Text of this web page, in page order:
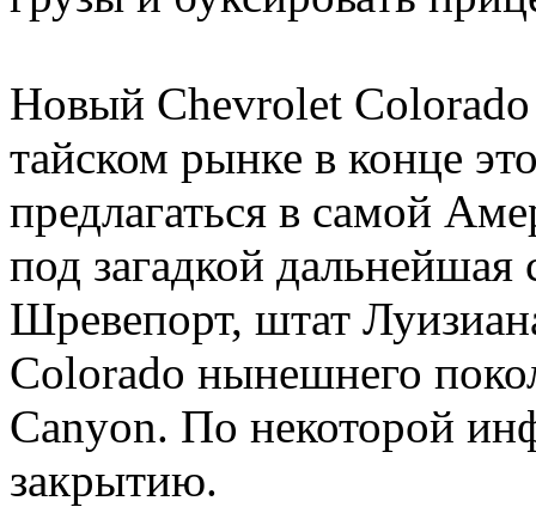
Новый Chevrolet
тайском рынке в конце
предлагаться в самой
под загадкой дальнейшая
Шревепорт, штат
Colorado нынешнего
Canyon. По некоторой
закрытию.